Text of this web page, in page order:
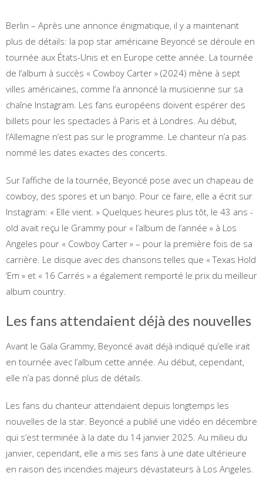
Berlin – Après une annonce énigmatique, il y a maintenant
plus de détails: la pop star américaine Beyoncé se déroule en
tournée aux États-Unis et en Europe cette année. La tournée
de l’album à succès « Cowboy Carter » (2024) mène à sept
villes américaines, comme l’a annoncé la musicienne sur sa
chaîne Instagram. Les fans européens doivent espérer des
billets pour les spectacles à Paris et à Londres. Au début,
l’Allemagne n’est pas sur le programme. Le chanteur n’a pas
nommé les dates exactes des concerts.
Sur l’affiche de la tournée, Beyoncé pose avec un chapeau de
cowboy, des spores et un banjo. Pour ce faire, elle a écrit sur
Instagram: « Elle vient. » Quelques heures plus tôt, le 43 ans -
old avait reçu le Grammy pour « l’album de l’année » à Los
Angeles pour « Cowboy Carter » – pour la première fois de sa
carrière. Le disque avec des chansons telles que « Texas Hold
‘Em » et « 16 Carrés » a également remporté le prix du meilleur
album country.
Les fans attendaient déjà des nouvelles
Avant le Gala Grammy, Beyoncé avait déjà indiqué qu’elle irait
en tournée avec l’album cette année. Au début, cependant,
elle n’a pas donné plus de détails.
Les fans du chanteur attendaient depuis longtemps les
nouvelles de la star. Beyoncé a publié une vidéo en décembre
qui s’est terminée à la date du 14 janvier 2025. Au milieu du
janvier, cependant, elle a mis ses fans à une date ultérieure
en raison des incendies majeurs dévastateurs à Los Angeles.